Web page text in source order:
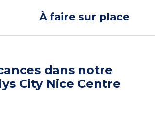
À faire sur place
dans notre
City Nice Centre